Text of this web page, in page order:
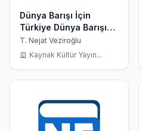
Dünya Barışı İçin
Türkiye Dünya Barışı
İçin Hidrojen
T. Nejat Veziroğlu
Kaynak Kültür Yayın...